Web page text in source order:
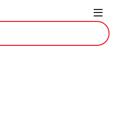
البحث عن: